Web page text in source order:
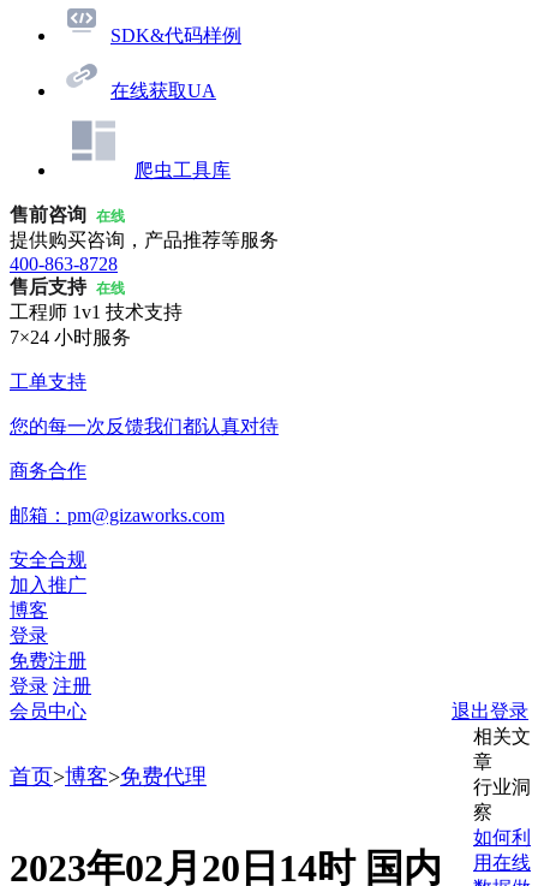
SDK&代码样例
在线获取UA
爬虫工具库
售前咨询 在线
提供购买咨询，产品推荐等服务
400-863-8728
售后支持 在线
工程师 1v1 技术支持
7×24 小时服务
工单支持
您的每一次反馈我们都认真对待
商务合作
邮箱：pm@gizaworks.com
安全合规
加入推广
博客
登录
免费注册
登录 注册
会员中心
退出登录
首页>博客>免费代理
2023年02月20日14时 国内
相关文
章
行业洞
察
如何利
用在线